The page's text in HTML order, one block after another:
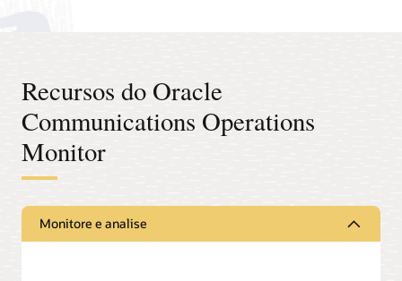
Recursos do Oracle
Communications Operations
Monitor
Monitore e analise